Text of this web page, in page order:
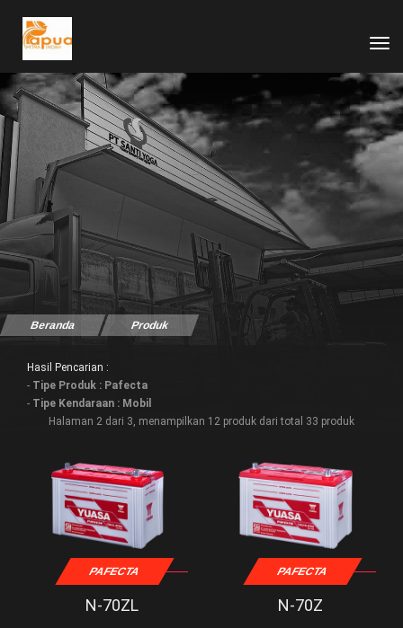
Beranda Produk
Hasil Pencarian :
- Tipe Produk : Pafecta
- Tipe Kendaraan : Mobil
Halaman 2 dari 3, menampilkan 12 produk dari total 33 produk
PAFECTA
N-70ZL
PAFECTA
N-70Z